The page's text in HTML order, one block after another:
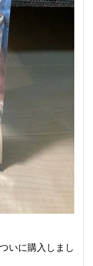
いに購入しまし